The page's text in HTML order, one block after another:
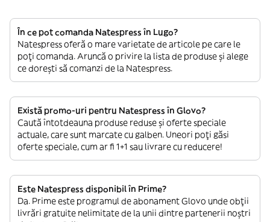
În ce pot comanda Natespress în Lugo?
Natespress oferă o mare varietate de articole pe care le
poți comanda. Aruncă o privire la lista de produse și alege
ce dorești să comanzi de la Natespress.
Există promo-uri pentru Natespress în Glovo?
Caută întotdeauna produse reduse și oferte speciale
actuale, care sunt marcate cu galben. Uneori poți găsi
oferte speciale, cum ar fi 1+1 sau livrare cu reducere!
Este Natespress disponibil în Prime?
Da. Prime este programul de abonament Glovo unde obții
livrări gratuite nelimitate de la unii dintre partenerii noștri